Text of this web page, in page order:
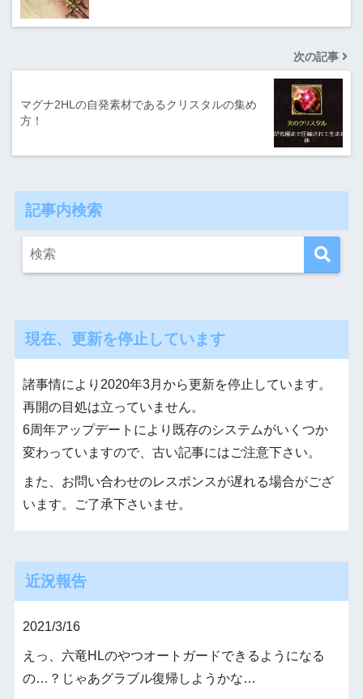
次の記事
マグナ2HLの自発素材であるクリスタルの集め
方！
記事内検索
現在、更新を停止しています
諸事情により2020年3月から更新を停止しています。
再開の目処は立っていません。
6周年アップデートにより既存のシステムがいくつか
変わっていますので、古い記事にはご注意下さい。
また、お問い合わせのレスポンスが遅れる場合がござ
います。ご了承下さいませ。
近況報告
2021/3/16
えっ、六竜HLのやつオートガードできるようになる
の…？じゃあグラブル復帰しようかな…